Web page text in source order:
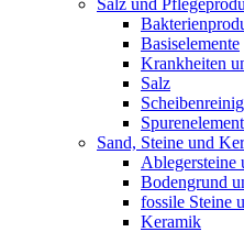
Basiselemente
Krankheiten
Salz
Sand, Steine und
Ablegersteine
Bodengrund
fossile Steine
Keramik